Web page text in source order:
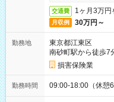
交通費 1ヶ月3万円
月収例 30万円～
勤務地
東京都江東区
南砂町駅から徒歩7
損害保険業
勤務時間 09:00-18:00（休憩